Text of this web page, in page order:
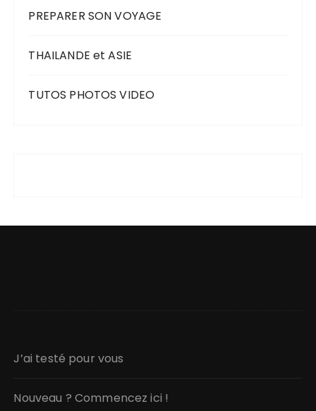
PREPARER SON VOYAGE
THAILANDE et ASIE
TUTOS PHOTOS VIDEO
J’ai testé pour vous
Nouveau ? Commencez ici !